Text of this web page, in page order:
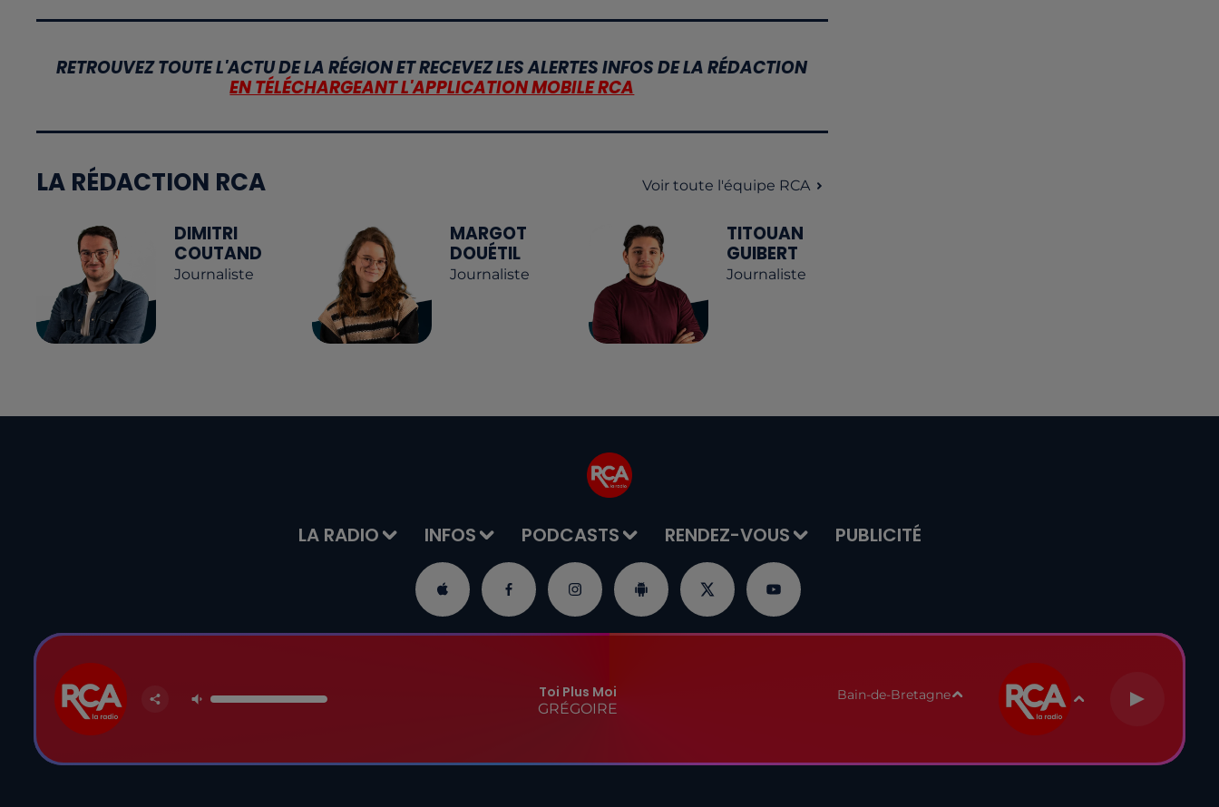
RETROUVEZ TOUTE L'ACTU DE LA RÉGION ET RECEVEZ LES ALERTES INFOS DE LA RÉDACTION
EN TÉLÉCHARGEANT L'APPLICATION MOBILE RCA
LA RÉDACTION RCA Voir toute l'équipe RCA
DIMITRI
COUTAND
Journaliste
MARGOT
DOUÉTIL
Journaliste
TITOUAN
GUIBERT
Journaliste
LA RADIO INFOS PODCASTS RENDEZ-VOUS PUBLICITÉ
Toi Plus Moi
GRÉGOIRE
Bain-de-Bretagne